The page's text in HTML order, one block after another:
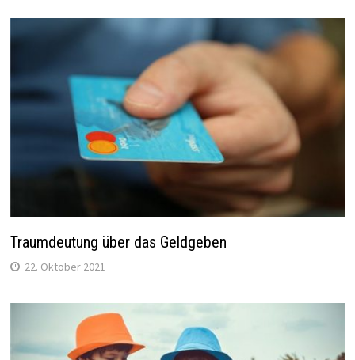
Traumdeutung über das Geldgeben
22. Oktober 2021